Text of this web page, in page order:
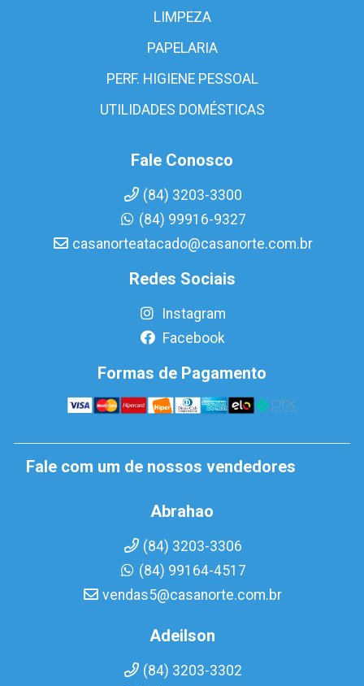
LIMPEZA
PAPELARIA
PERF. HIGIENE PESSOAL
UTILIDADES DOMÉSTICAS
Fale Conosco
(84) 3203-3300
(84) 99916-9327
casanorteatacado@casanorte.com.br
Redes Sociais
Instagram
Facebook
Formas de Pagamento
Fale com um de nossos vendedores
Abrahao
(84) 3203-3306
(84) 99164-4517
vendas5@casanorte.com.br
Adeilson
(84) 3203-3302